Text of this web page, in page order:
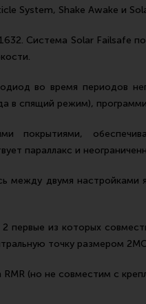
System, Shake Awake и
Система Solar Failsafe
во время периодов
в спящий режим),
покрытиями,
параллакс и
двумя настройками
из которых
точку размером
(но не совместим с